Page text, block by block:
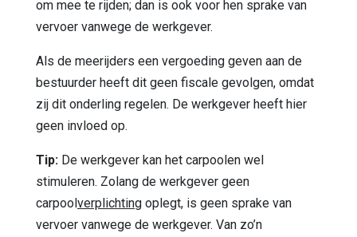
om mee te rijden; dan is ook voor hen sprake van
vervoer vanwege de werkgever.
Als de meerijders een vergoeding geven aan de
bestuurder heeft dit geen fiscale gevolgen, omdat
zij dit onderling regelen. De werkgever heeft hier
geen invloed op.
Tip: De werkgever kan het carpoolen wel
stimuleren. Zolang de werkgever geen
carpoolverplichting oplegt, is geen sprake van
vervoer vanwege de werkgever. Van zo’n